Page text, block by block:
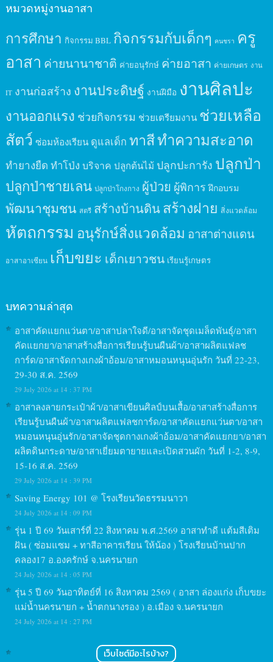
หมวดหมู่งานอาสา
การศึกษา กิจกรรม BBL กิจกรรมกับเด็กๆ คนชรา ครู
อาสา ค่ายนานาชาติ ค่ายอนุรักษ์ ค่ายอาสา ค่ายเกษตร งาน
IT งานก่อสร้าง งานประดิษฐ์ งานฝีมือ งานศิลปะ
งานออกแรง ช่วยกิจกรรม ช่วยเตรียมงาน ช่วยเหลือ
สัตว์ ซ่อมห้องเรียน ดูแลเด็ก ทาสีทำความสะอาด
ทำยางยืด ทำโป่ง บริจาค ปลูกต้นไม้ ปลูกปะการัง ปลูกป่า
ปลูกป่าชายเลน ปลูกป่าโกงกาง ผู้ป่วย ผู้พิการ ฝึกอบรม
พัฒนาชุมชน สตรี สร้างบ้านดินสร้างฝาย สิ่งแวดล้อม
หัตถกรรม อนุรักษ์สิ่งแวดล้อม อาสาต่างแดน
อาสาอาเซียน เก็บขยะ เด็กเยาวชน เรียนรู้เกษตร
บทความล่าสุด
อาสาคัดแยกแว่นตา/อาสาปลาใจดี/อาสาจัดชุดเมล็ดพันธุ์/อาสา
คัดแยกยา/อาสาสร้างสื่อการเรียนรู้บนผืนผ้า/อาสาผลิตแฟลช
การ์ด/อาสาจัดกางเกงผ้าอ้อม/อาสาหมอนหนุนอุ่นรัก วันที่ 22-23,
29-30 ส.ค. 2569
29 July 2026 at 14 : 37 PM
อาสาลงลายกระเป๋าผ้า/อาสาเขียนศิลป์บนเสื้อ/อาสาสร้างสื่อการ
เรียนรู้บนผืนผ้า/อาสาผลิตแฟลชการ์ด/อาสาคัดแยกแว่นตา/อาสา
หมอนหนุนอุ่นรัก/อาสาจัดชุดกางเกงผ้าอ้อม/อาสาคัดแยกยา/อาสา
ผลิตดินกระดาษ/อาสาเยี่ยมตายายและเปิดสวนผัก วันที่ 1-2, 8-9,
15-16 ส.ค. 2569
29 July 2026 at 14 : 39 PM
Saving Energy 101 @ โรงเรียนวัดธรรมนาวา
24 July 2026 at 14 : 09 PM
รุ่น 1 ปี 69 วันเสาร์ที่ 22 สิงหาคม พ.ศ.2569 อาสาทำดี แต้มสีเติม
ฝัน ( ซ่อมแซม + ทาสีอาคารเรียน ให้น้อง ) โรงเรียนบ้านปาก
คลอง17 อ.องครักษ์ จ.นครนายก
24 July 2026 at 14 : 05 PM
รุ่น 5 ปี 69 วันอาทิตย์ที่ 16 สิงหาคม 2569 ( อาสา ล่องแก่ง เก็บขยะ
แม่น้ำนครนายก + น้ำตกนางรอง ) อ.เมือง จ.นครนายก
24 July 2026 at 14 : 27 PM
เว็บไซต์มีอะไรบ้าง?